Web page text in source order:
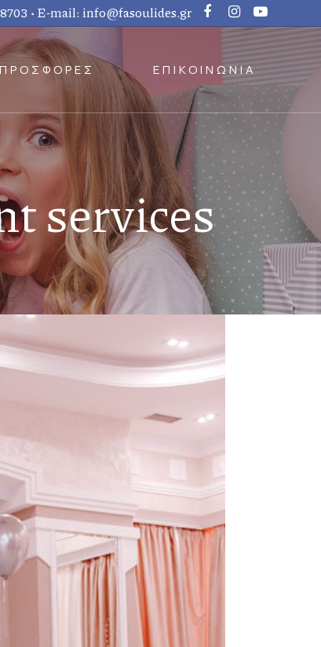
• E-mail:info@fasoulides.gr
ΠΡΟΣΦΟΡΕΣ ΕΠΙΚΟΙΝΩΝΙΑ
services